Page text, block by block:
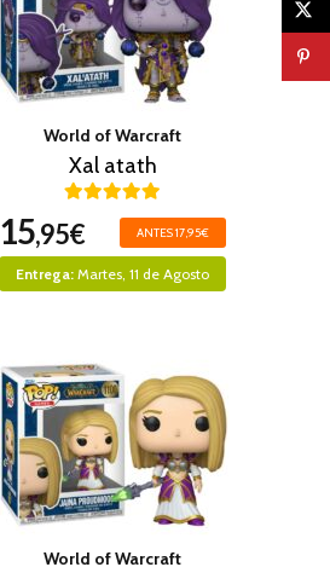
World of Warcraft
Xal atath
15,95€ ANTES 17,95€
Entrega: Martes, 11 de Agosto
World of Warcraft